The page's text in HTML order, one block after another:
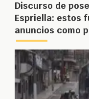
Discurso de
Espriella: estos
anuncios como